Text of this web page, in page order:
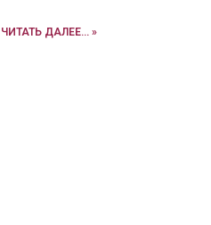
ЧИТАТЬ ДАЛЕЕ... »